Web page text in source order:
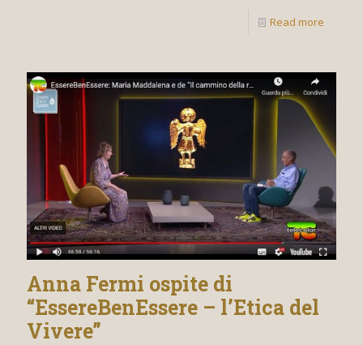
Read more
Anna Fermi ospite di
“EssereBenEssere – l’Etica del
Vivere”